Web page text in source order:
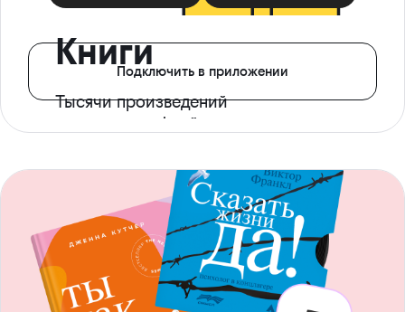
Книги
Тысячи произведений
с доступом офлайн
Подключить в приложении